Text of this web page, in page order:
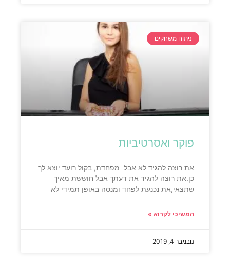
ניתוח משחקים
פוקר ואסרטיביות
את רוצה להגיד לא אבל מפחדת, בקול רועד יוצא לך
כן.את רוצה להגיד את דעתך אבל חוששת מאיך
שתצאי,את נכנעת לפחד ומנסה באופן תמידי לא
המשיכי לקרוא »
נובמבר 4, 2019